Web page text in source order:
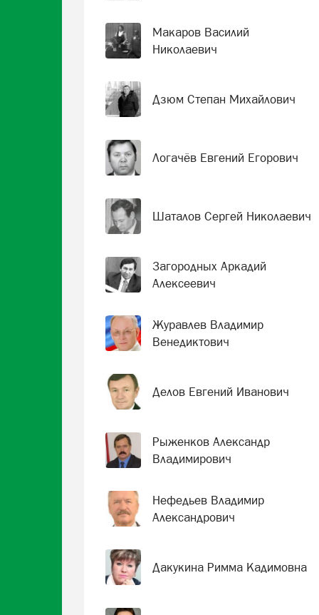
Макаров Василий
Николаевич
Дзюм Степан Михайлович
Логачёв Евгений Егорович
Шаталов Сергей Николаевич
Загородных Аркадий
Алексеевич
Журавлев Владимир
Венедиктович
Делов Евгений Иванович
Рыженков Александр
Владимирович
Нефедьев Владимир
Александрович
Дакукина Римма Кадимовна